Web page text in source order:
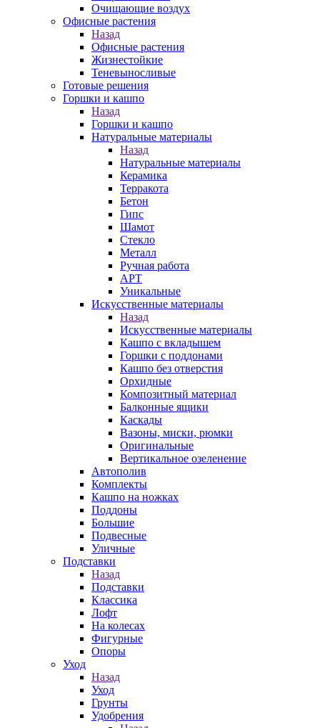
Очищающие воздух
Офисные растения
Назад
Офисные растения
Жизнестойкие
Теневыносливые
Готовые решения
Горшки и кашпо
Назад
Горшки и кашпо
Натуральные материалы
Назад
Натуральные материалы
Керамика
Терракота
Бетон
Гипс
Шамот
Стекло
Металл
Ручная работа
АРТ
Уникальные
Искусственные материалы
Назад
Искусственные материалы
Кашпо с вкладышем
Горшки с поддонами
Кашпо без отверстия
Орхидные
Композитный материал
Балконные ящики
Каскады
Вазоны, миски, рюмки
Оригинальные
Вертикальное озеленение
Автополив
Комплекты
Кашпо на ножках
Поддоны
Большие
Подвесные
Уличные
Подставки
Назад
Подставки
Классика
Лофт
На колесах
Фигурные
Опоры
Уход
Назад
Уход
Грунты
Удобрения